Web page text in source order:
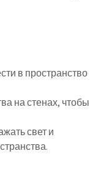
в пространство
на стенах, чтобы
свет и